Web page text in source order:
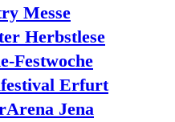
Messe
Herbstlese
Festwoche
Erfurt
Jena